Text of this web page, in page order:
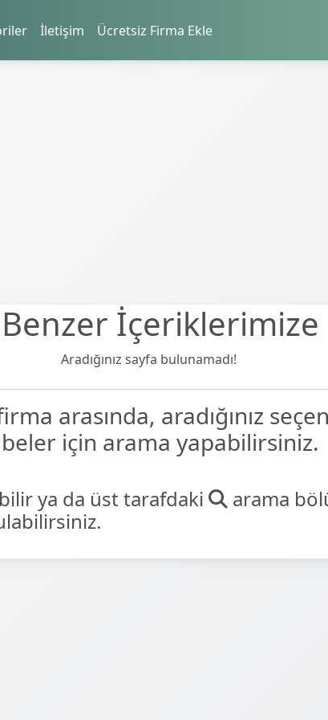
İletişim Ücretsiz Firma Ekle
Benzer
Aradığınız sayfa bulunamadı!
arasında, aradığınız
için arama yapabilirsiniz.
ya da üst tarafdaki
arama